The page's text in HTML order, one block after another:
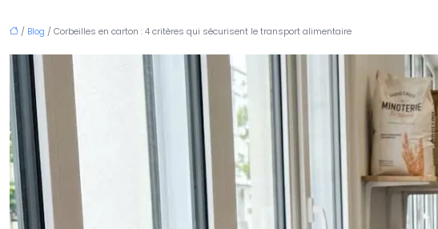
/ Blog / Corbeilles en carton : 4 critères qui sécurisent le transport alimentaire